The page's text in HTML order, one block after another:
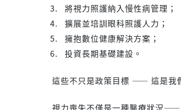
⁠將視力照護納入慢性病管理；
⁠擴展並培訓眼科照護人力；
⁠擁抱數位健康解決方案；
⁠投資長期基礎建設。
這些不只是政策目標 —— 這是我